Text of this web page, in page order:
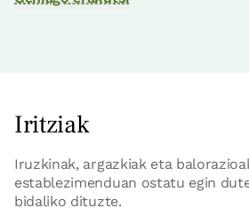
Iritziak
Iruzkinak, argazkiak eta
establezimenduan ostatu egin
bidaliko dituzte.